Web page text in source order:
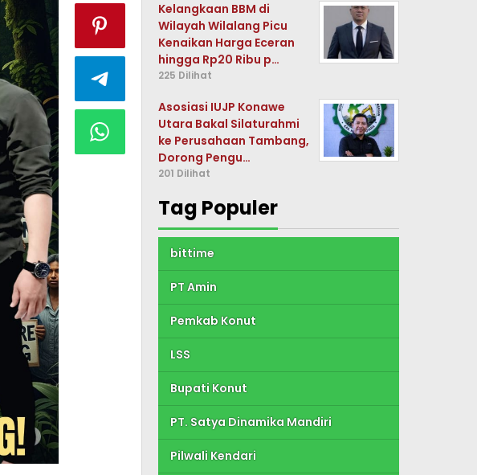
Kelangkaan BBM di
Wilayah Wilalang Picu
Kenaikan Harga Eceran
hingga Rp20 Ribu p…
225 Dilihat
Asosiasi IUJP Konawe
Utara Bakal Silaturahmi
ke Perusahaan Tambang,
Dorong Pengu…
201 Dilihat
Tag Populer
bittime
PT Amin
Pemkab Konut
LSS
Bupati Konut
PT. Satya Dinamika Mandiri
Pilwali Kendari